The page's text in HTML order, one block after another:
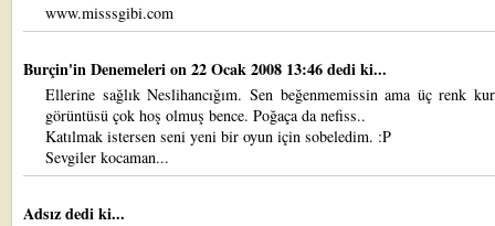
www.misssgibi.com
Burçin'in Denemelerion 22 Ocak 2008 13:46 dedi ki...
Ellerine sağlık Neslihancığım. Sen beğenmemissin ama üç renk
görüntüsü çok hoş olmuş bence. Poğaça da nefiss..
Katılmak istersen seni yeni bir oyun için sobeledim. :P
Sevgiler kocaman...
Adsız dedi ki...